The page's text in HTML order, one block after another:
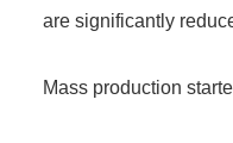
are significantly
Mass production